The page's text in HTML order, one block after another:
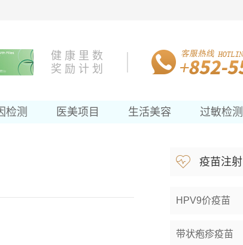
健 康 里 数
奖 励 计 划
检测 医美项目 生活美容 过敏检测
疫苗注射
HPV9价疫苗
带状疱疹疫苗